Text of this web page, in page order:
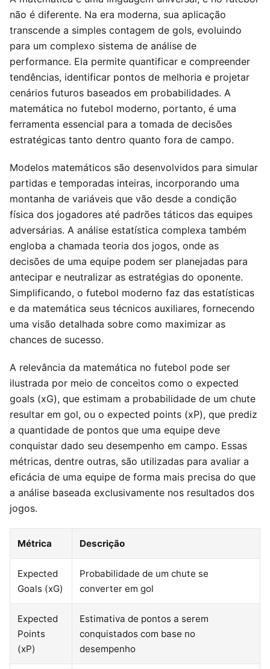
não é diferente. Na era moderna, sua aplicação
transcende a simples contagem de gols, evoluindo
para um complexo sistema de análise de
performance. Ela permite quantificar e compreender
tendências, identificar pontos de melhoria e projetar
cenários futuros baseados em probabilidades. A
matemática no futebol moderno, portanto, é uma
ferramenta essencial para a tomada de decisões
estratégicas tanto dentro quanto fora de campo.
Modelos matemáticos são desenvolvidos para simular
partidas e temporadas inteiras, incorporando uma
montanha de variáveis que vão desde a condição
física dos jogadores até padrões táticos das equipes
adversárias. A análise estatística complexa também
engloba a chamada teoria dos jogos, onde as
decisões de uma equipe podem ser planejadas para
antecipar e neutralizar as estratégias do oponente.
Simplificando, o futebol moderno faz das estatísticas
e da matemática seus técnicos auxiliares, fornecendo
uma visão detalhada sobre como maximizar as
chances de sucesso.
A relevância da matemática no futebol pode ser
ilustrada por meio de conceitos como o expected
goals (xG), que estimam a probabilidade de um chute
resultar em gol, ou o expected points (xP), que prediz
a quantidade de pontos que uma equipe deve
conquistar dado seu desempenho em campo. Essas
métricas, dentre outras, são utilizadas para avaliar a
eficácia de uma equipe de forma mais precisa do que
a análise baseada exclusivamente nos resultados dos
jogos.
Métrica Descrição
Expected
Goals (xG)
Probabilidade de um chute se
converter em gol
Expected
Points
(xP)
Estimativa de pontos a serem
conquistados com base no
desempenho